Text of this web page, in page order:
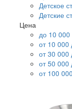
Детское
Детские
Цена
до 10 000
от 10 000
от 30 000
от 50 000
от 100 000